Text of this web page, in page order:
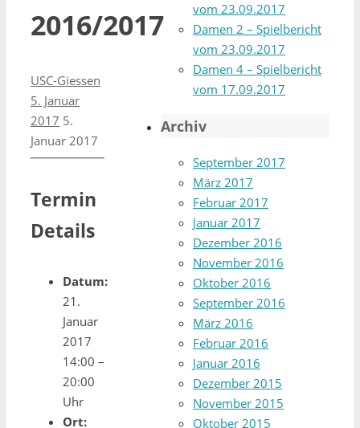
2016/2017
USC-Giessen
5. Januar
2017 5.
Januar 2017
Termin
Details
Datum:
21.
Januar
2017
14:00 –
20:00
Uhr
Ort:
vom 23.09.2017
Damen 2 – Spielbericht
vom 23.09.2017
Damen 4 – Spielbericht
vom 17.09.2017
Archiv
September 2017
März 2017
Februar 2017
Januar 2017
Dezember 2016
November 2016
Oktober 2016
September 2016
März 2016
Februar 2016
Januar 2016
Dezember 2015
November 2015
Oktober 2015